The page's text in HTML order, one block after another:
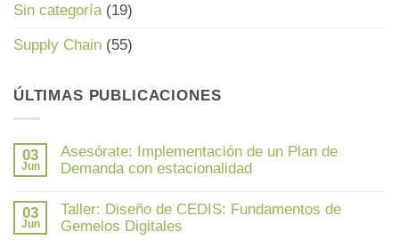
Sin categoría(19)
Supply Chain (55)
ÚLTIMAS PUBLICACIONES
03
Jun
Asesórate: Implementación de un Plan de
Demanda con estacionalidad
comentarios
en
Asesórate:
03
Jun
Taller: Diseño de CEDIS: Fundamentos de
Gemelos Digitales